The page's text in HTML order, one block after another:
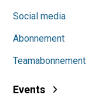
Social media
Abonnement
Teamabonnement
Events